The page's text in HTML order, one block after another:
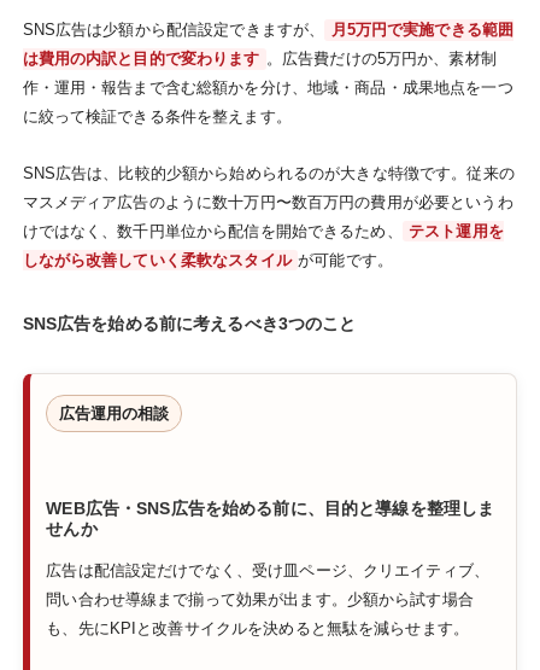
SNS広告は少額から配信設定できますが、
月5万円で実施できる範囲
は費用の内訳と目的で変わります 。広告費だけの5万円か、素材制
作・運用・報告まで含む総額かを分け、地域・商品・成果地点を一つ
に絞って検証できる条件を整えます。
SNS広告は、比較的少額から始められるのが大きな特徴です。従来の
マスメディア広告のように数十万円〜数百万円の費用が必要というわ
けではなく、数千円単位から配信を開始できるため、
テスト運用を
しながら改善していく柔軟なスタイル が可能です。
SNS広告を始める前に考えるべき3つのこと
広告運用の相談
WEB広告・SNS広告を始める前に、目的と導線を整理しま
せんか
広告は配信設定だけでなく、受け皿ページ、クリエイティブ、
問い合わせ導線まで揃って効果が出ます。少額から試す場合
も、先にKPIと改善サイクルを決めると無駄を減らせます。